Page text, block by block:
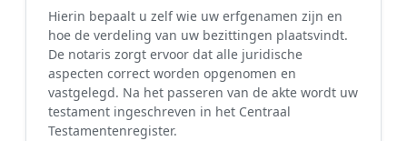
Hierin bepaalt u zelf wie uw erfgenamen zijn en
hoe de verdeling van uw bezittingen plaatsvindt.
De notaris zorgt ervoor dat alle juridische
aspecten correct worden opgenomen en
vastgelegd. Na het passeren van de akte wordt uw
testament ingeschreven in het Centraal
Testamentenregister.